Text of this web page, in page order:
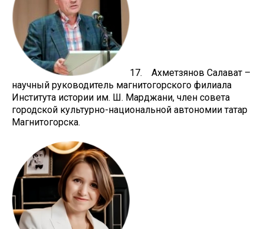
17. Ахметзянов Салават –
научный руководитель магнитогорского филиала
Института истории им. Ш. Марджани, член совета
городской культурно-национальной автономии татар
Магнитогорска.